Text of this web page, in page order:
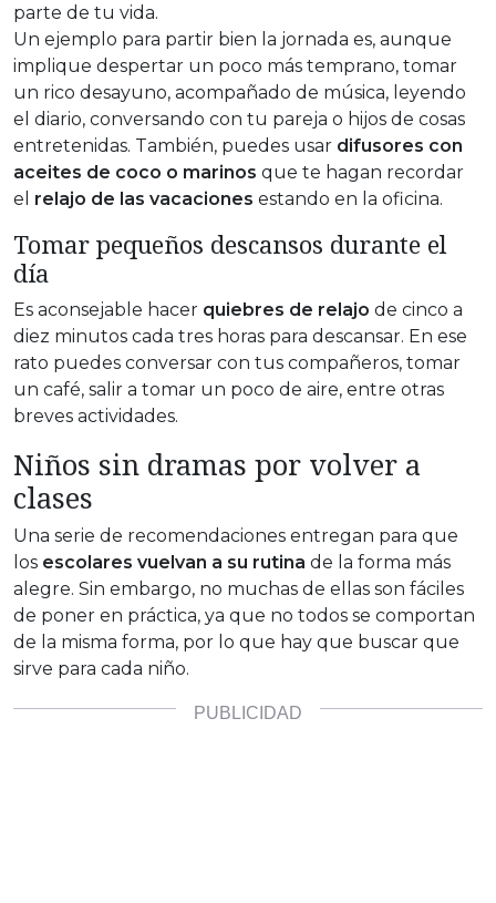
parte de tu vida.
Un ejemplo para partir bien la jornada es, aunque
implique despertar un poco más temprano, tomar
un rico desayuno, acompañado de música, leyendo
el diario, conversando con tu pareja o hijos de cosas
entretenidas. También, puedes usar difusores con
aceites de coco o marinos que te hagan recordar
el relajo de las vacaciones estando en la oficina.
Tomar pequeños descansos durante el
día
Es aconsejable hacer quiebres de relajo de cinco a
diez minutos cada tres horas para descansar. En ese
rato puedes conversar con tus compañeros, tomar
un café, salir a tomar un poco de aire, entre otras
breves actividades.
Niños sin dramas por volver a
clases
Una serie de recomendaciones entregan para que
los escolares vuelvan a su rutina de la forma más
alegre. Sin embargo, no muchas de ellas son fáciles
de poner en práctica, ya que no todos se comportan
de la misma forma, por lo que hay que buscar que
sirve para cada niño.